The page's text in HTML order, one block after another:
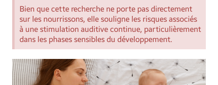
Bien que cette recherche ne porte pas directement
sur les nourrissons, elle souligne les risques associés
à une stimulation auditive continue, particulièrement
dans les phases sensibles du développement.